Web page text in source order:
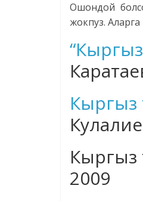
Ошондой
жокпуз.
Кыргыз
Кыргыз
2009